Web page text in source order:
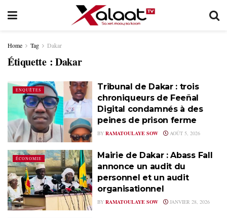
Home Tag Dakar
Étiquette :Dakar
ENQUÊTES
Tribunal de Dakar : trois
chroniqueurs de Feeñal
Digital condamnés à des
peines de prison ferme
BY RAMATOULAYE SOW AOÛT 5, 2026
ÉCONOMIE
Mairie de Dakar : Abass Fall
annonce un audit du
personnel et un audit
organisationnel
BY RAMATOULAYE SOW JANVIER 28, 2026